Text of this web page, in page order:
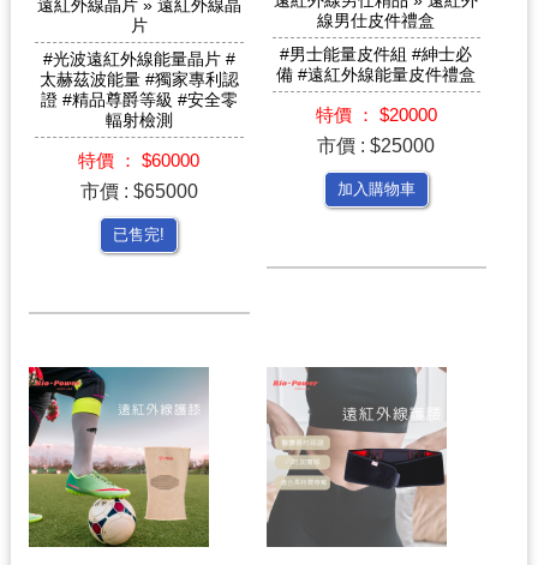
遠紅外線晶片 » 遠紅外線晶
片
#光波遠紅外線能量晶片 #
太赫茲波能量 #獨家專利認
證 #精品尊爵等級 #安全零
輻射檢測
特價 ： $60000
市價 : $65000
已售完!
線男仕皮件禮盒
#男士能量皮件組 #紳士必
備 #遠紅外線能量皮件禮盒
特價 ： $20000
市價 : $25000
加入購物車